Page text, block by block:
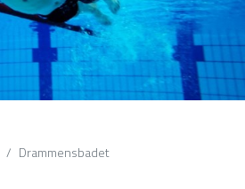
Drammensbadet